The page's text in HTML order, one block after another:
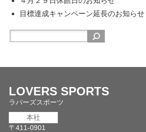
目標達成キャンペーン延長のお知らせ
LOVERS SPORTS
ラバーズスポーツ
本社
〒411-0901